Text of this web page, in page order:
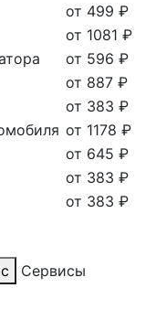
от 499 ₽
от 1081 ₽
от 596 ₽
от 887 ₽
от 383 ₽
от 1178 ₽
от 645 ₽
от 383 ₽
от 383 ₽
Сервисы